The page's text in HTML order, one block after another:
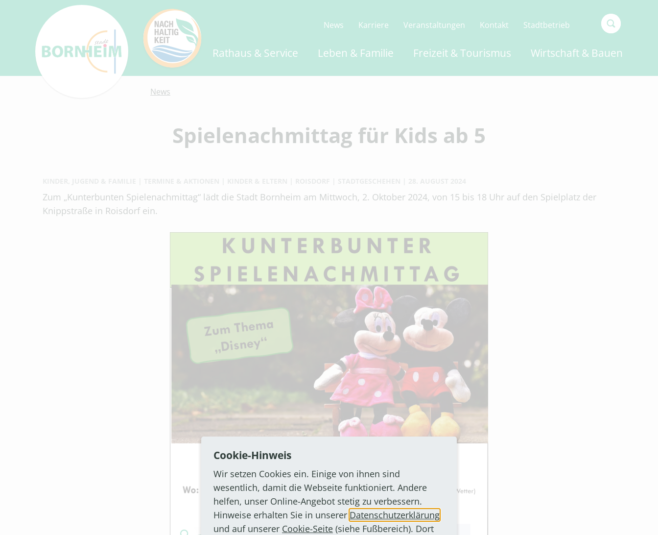
Rathaus & Service Leben & Familie Freizeit & Tourismus Wirtschaft & Bauen
News Karriere Veranstaltungen Kontakt
Stadtbetrieb
more
for
News
Spielenachmittag für Kids ab 5
Zum „Kunterbunten Spielenachmittag“ lädt die Stadt Bornheim am Mittwoch, 2. Oktober 2024, von 15 bis 18 Uhr auf den Spielplatz der
Knippstraße in Roisdorf ein.
Cookie-Hinweis
Wir setzen Cookies ein. Einige von ihnen sind
wesentlich, damit die Webseite funktioniert. Andere
helfen, unser Online-Angebot stetig zu verbessern.
Hinweise erhalten Sie in unserer Datenschutzerklärung
und auf unserer Cookie-Seite (siehe Fußbereich). Dort